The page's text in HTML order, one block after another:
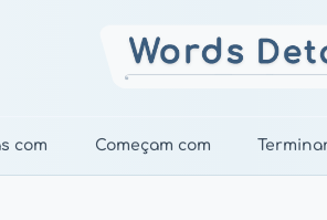
com Começam com